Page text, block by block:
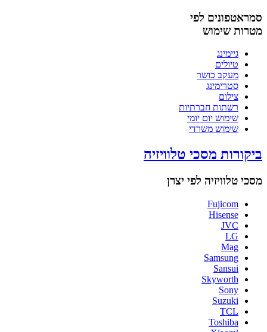
סמראטפונים לפי
מטרות שימוש
גיימינג
טיולים
מעקב כושר
סטרימינג
צילום
רשתות חברתיות
שימוש יום יומי
שימוש משרדי
ביקורות מסכי טלוויזיה
מסכי טלוויזיה לפי יצרן
Fujicom
Hisense
JVC
LG
Mag
Samsung
Sansui
Skyworth
Sony
Suzuki
TCL
Toshiba